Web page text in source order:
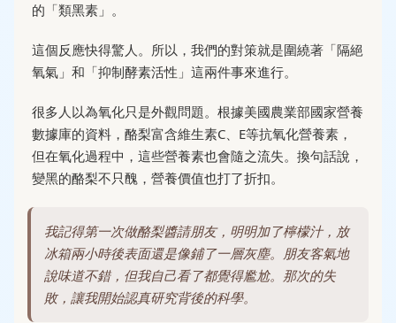
的「類黑素」。
這個反應快得驚人。所以，我們的對策就是圍繞著「隔絕
氧氣」和「抑制酵素活性」這兩件事來進行。
很多人以為氧化只是外觀問題。根據美國農業部國家營養
數據庫的資料，酪梨富含維生素C、E等抗氧化營養素，
但在氧化過程中，這些營養素也會隨之流失。換句話說，
變黑的酪梨不只醜，營養價值也打了折扣。
我記得第一次做酪梨醬請朋友，明明加了檸檬汁，放
冰箱兩小時後表面還是像鋪了一層灰塵。朋友客氣地
說味道不錯，但我自己看了都覺得尷尬。那次的失
敗，讓我開始認真研究背後的科學。